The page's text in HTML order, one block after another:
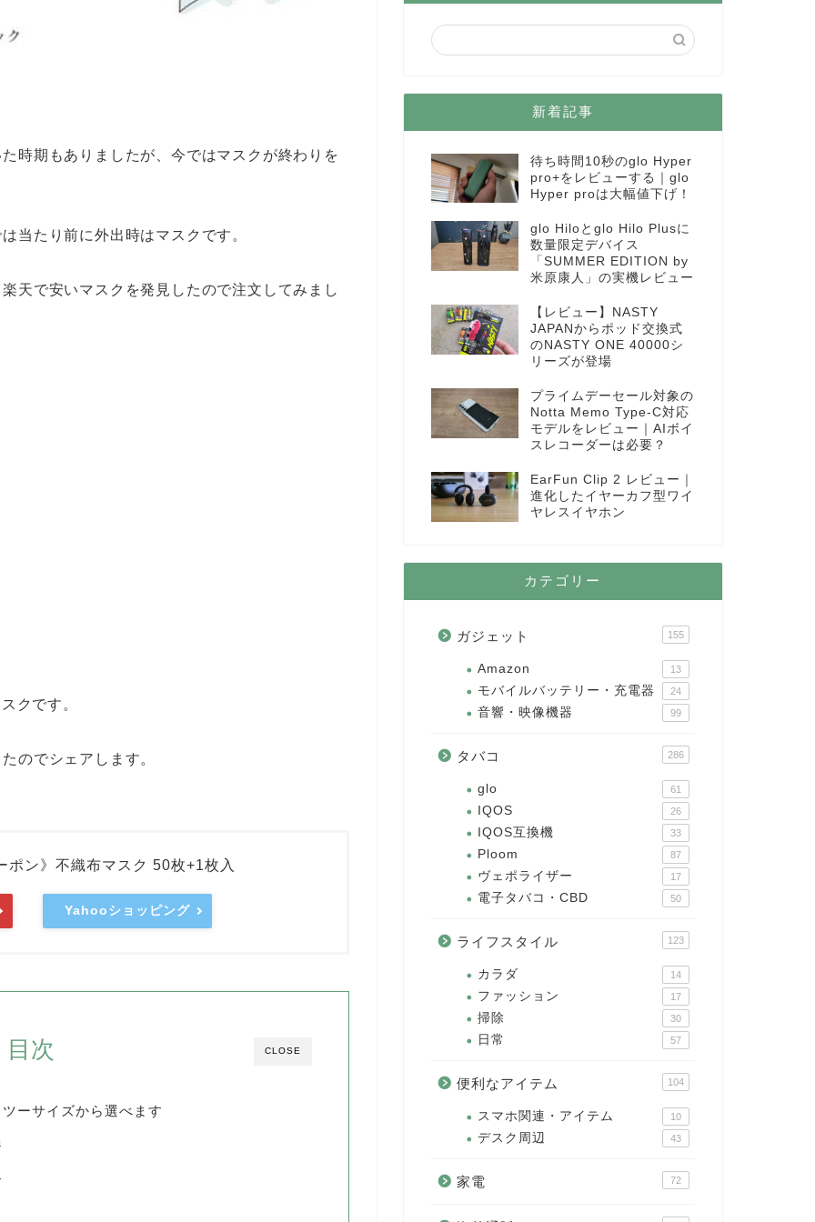
時期もありましたが、今ではマスクが終わりを
当たり前に外出時はマスクです。
天で安いマスクを発見したので注文してみまし
クです。
のでシェアします。
ン》不織布マスク 50枚+1枚入
Yahooショッピング
CLOSE
目次
ーサイズから選べます
新着記事
待ち時間10秒のglo Hyper
pro+をレビューする｜glo
Hyper proは大幅値下げ！
glo Hiloとglo Hilo Plusに
数量限定デバイス
「SUMMER EDITION by
米原康人」の実機レビュー
【レビュー】NASTY
JAPANからポッド交換式
のNASTY ONE 40000シ
リーズが登場
プライムデーセール対象の
Notta Memo Type-C対応
モデルをレビュー｜AIボイ
スレコーダーは必要？
EarFun Clip 2 レビュー｜
進化したイヤーカフ型ワイ
ヤレスイヤホン
カテゴリー
ガジェット 155
Amazon 13
モバイルバッテリー・充電器 24
音響・映像機器 99
タバコ 286
glo 61
IQOS 26
IQOS互換機 33
Ploom 87
ヴェポライザー 17
電子タバコ・CBD 50
ライフスタイル 123
カラダ 14
ファッション 17
掃除 30
日常 57
便利なアイテム 104
スマホ関連・アイテム 10
デスク周辺 43
家電 72